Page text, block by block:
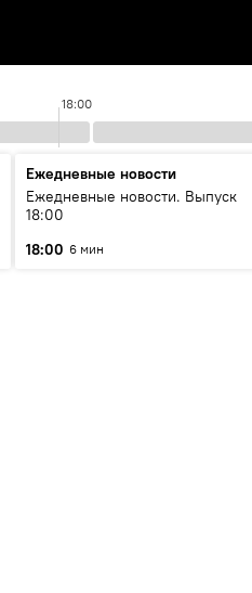
18:00
Ежедневные новости
Ежедневные новости. Выпуск
18:00
18:00 6 мин